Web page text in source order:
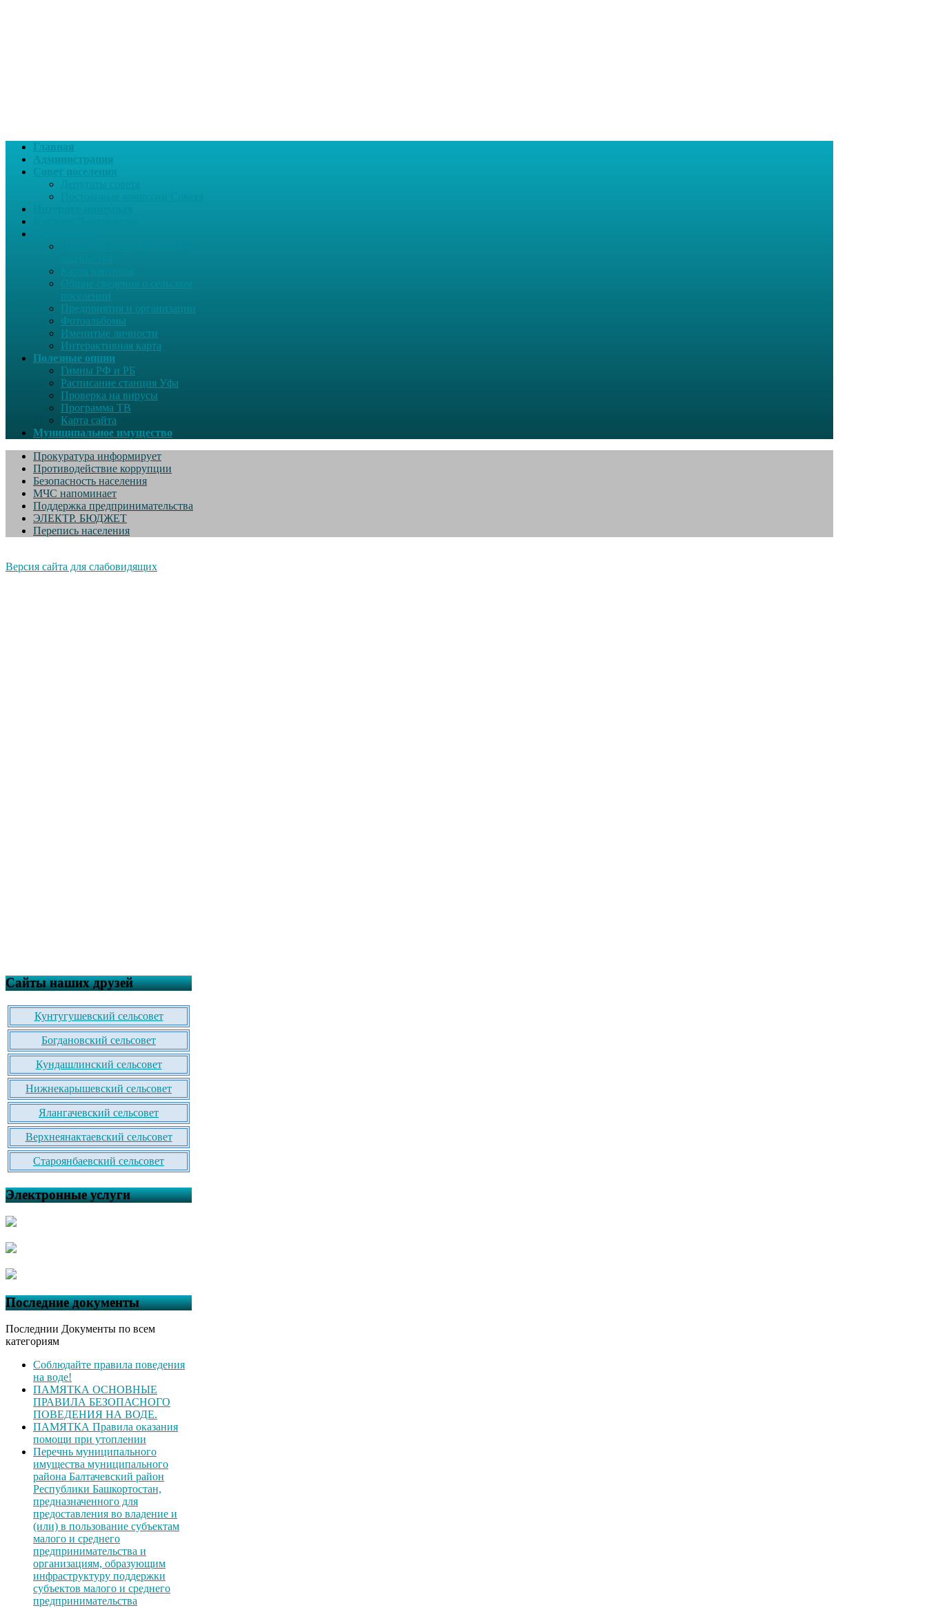
Главная
Администрация
поселении
Предприятия и организации
Фотоальбомы
Именитые личности
Интерактивная карта
Полезные опции
Гимны РФ и РБ
Расписание станция Уфа
Проверка на вирусы
Программа ТВ
Карта сайта
Муниципальное имущество
Прокуратура информирует
Противодействие коррупции
Безопасность населения
МЧС напоминает
Поддержка предпринимательства
ЭЛЕКТР. БЮДЖЕТ
Перепись населения
Версия сайта для слабовидящих
Сайты наших друзей
Кунтугушевский сельсовет
Богдановский сельсовет
Кундашлинский сельсовет
Нижнекарышевский сельсовет
Ялангачевский сельсовет
Верхнеянактаевский сельсовет
Староянбаевский сельсовет
Электронные услуги
Последние документы
Последнии Документы по всем
категориям
Соблюдайте правила поведения
на воде!
ПАМЯТКА ОСНОВНЫЕ
ПРАВИЛА БЕЗОПАСНОГО
ПОВЕДЕНИЯ НА ВОДЕ.
ПАМЯТКА Правила оказания
помощи при утоплении
Перечнь муниципального
имущества муниципального
района Балтачевский район
Республики Башкортостан,
предназначенного для
предоставления во владение и
(или) в пользование субъектам
малого и среднего
предпринимательства и
организациям, образующим
инфраструктуру поддержки
субъектов малого и среднего
предпринимательства